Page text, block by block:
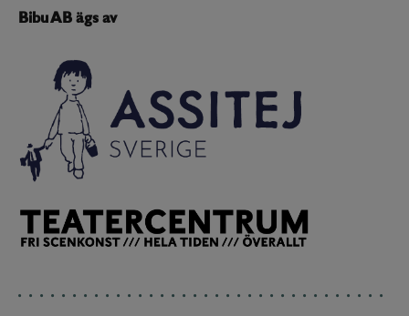
Bibu AB ägs av